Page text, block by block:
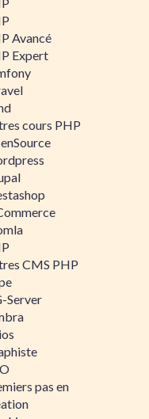
Avancé
Expert
cours PHP
CMS PHP
Server
pas en